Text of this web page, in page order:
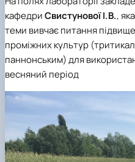
кафедриСвистунової І.В.,
теми вивчає питання
проміжних культур
паннонським) для
весняний період